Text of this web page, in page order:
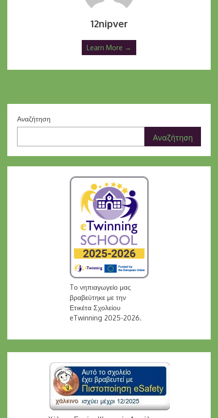
12nipver
Learn More →
Αναζήτηση
Αναζήτηση
Tο νηπιαγωγείο μας
βραβεύτηκε με την
Ετικέτα Σχολείου
eTwinning 2025-2026.